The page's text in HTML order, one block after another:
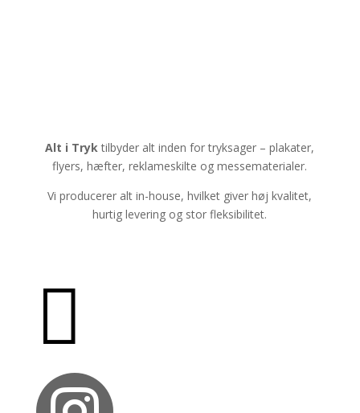
Alt i Tryktilbyder alt inden for tryksager – plakater,
flyers, hæfter, reklameskilte og messematerialer.
Vi producerer alt in-house, hvilket giver høj kvalitet,
hurtig levering og stor fleksibilitet.
